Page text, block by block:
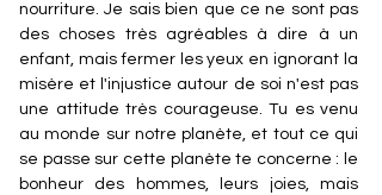
nourriture. Je sais bien que ce ne sont pas
des choses très agréables à dire à un
enfant, mais fermer les yeux en ignorant la
misère et l'injustice autour de soi n'est pas
une attitude très courageuse. Tu es venu
au monde sur notre planète, et tout ce qui
se passe sur cette planète te concerne : le
bonheur des hommes, leurs joies, mais